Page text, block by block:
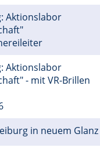
Aktionslabor
Aktionslabor
- mit VR-Brillen
in neuem Glanz